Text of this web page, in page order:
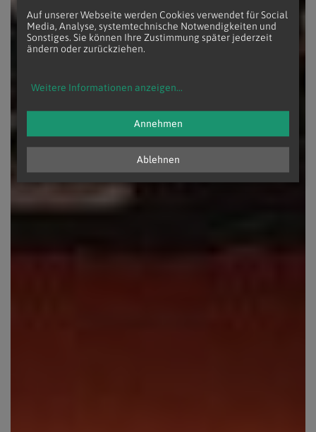
Auf unserer Webseite werden Cookies verwendet für Social
Media, Analyse, systemtechnische Notwendigkeiten und
Sonstiges. Sie können Ihre Zustimmung später jederzeit
ändern oder zurückziehen.
Weitere Informationen anzeigen...
Ablehnen
Annehmen